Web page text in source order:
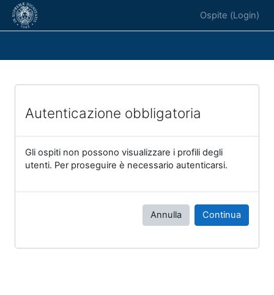
Vai al contenuto principale
Ospite (Login)
Autenticazione obbligatoria
Gli ospiti non possono visualizzare i profili degli
utenti. Per proseguire è necessario autenticarsi.
Annulla Continua